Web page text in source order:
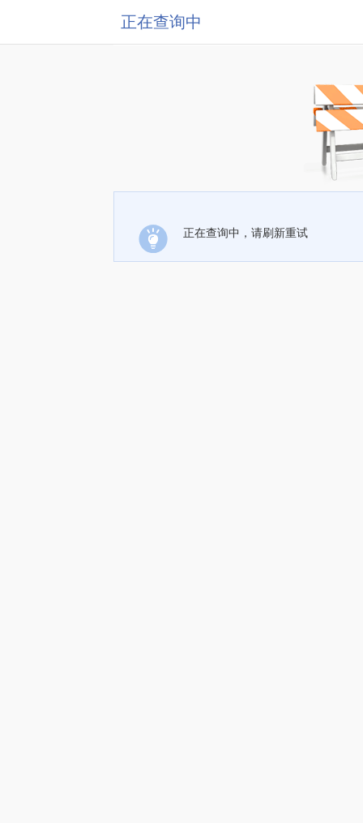
正在查询中
正在查询中，请刷新重试